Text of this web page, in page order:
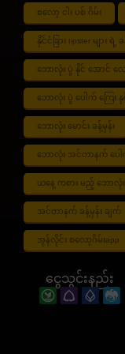
စလော့ ငါး ပစ် ဂိမ်း
နိုင်ငံခြား tipster များ ရဲ့
ဘောလုံး ပွဲ နိုင် အောင် လေ
ဘောလုံး ပွဲ ပေါက် ကြေး
ဘောလုံး မောင်း ခန့်မှန်း
ဘောလုံး အင်တာနက် ပေါ
ယနေ့ ကစား မည့် ဘောလုံး
အင်တာနက် ခန့်မှန်း ချက်
အွန်လိုင်း စလော့ဂိမ်းapp
ငွေသွင်းနည်း